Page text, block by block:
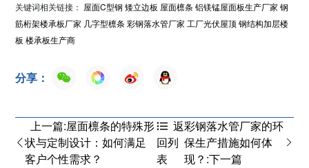
关键词相关链接： 屋面C型钢 矮立边板 屋面檩条 铝镁锰屋面板生产厂家 钢
筋桁架楼承板厂家 几字型檩条 彩钢落水管厂家 工厂光伏屋顶 钢结构加层楼
板 楼承板生产商
分享：
上一篇:屋面檩条的特殊形
状与定制设计：如何满足
客户个性需求？
返
回列
表
彩钢落水管厂家的环
保生产措施如何体
现？:下一篇